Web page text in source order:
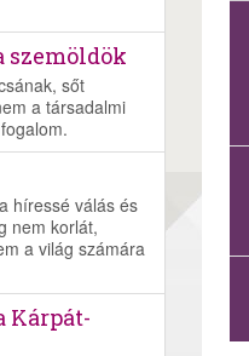
szemöldök
sőt
a társadalmi
híressé válás és
nem korlát,
a világ számára
Kárpát-